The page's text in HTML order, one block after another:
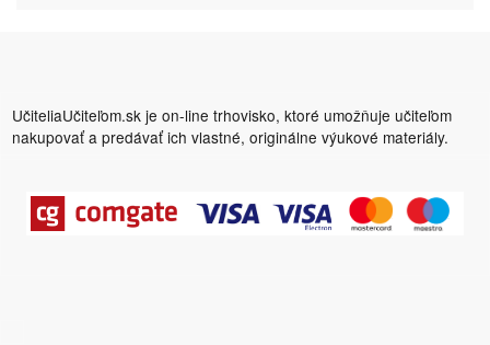
UčiteliaUčiteľom.sk je on-line trhovisko, ktoré umožňuje učiteľom
nakupovať a predávať ich vlastné, originálne výukové materiály.